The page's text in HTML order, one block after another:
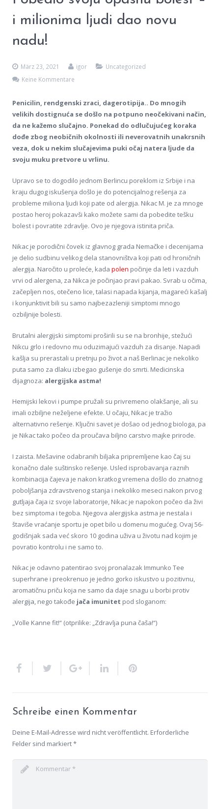
i milionima ljudi dao novu
nadu!
März 23, 2021 igor
Uncategorized
Keine Kommentare
Penicilin, rendgenski zraci, dagerotipija.. Do mnogih
velikih dostignuća se došlo na potpuno neočekivani način,
da ne kažemo slučajno. Ponekad do odlučujućeg koraka
dođe zbog neobičnih okolnosti ili neverovatnih unakrsnih
veza, dok u nekim slučajevima puki očaj natera ljude da
svoju muku pretvore u vrlinu.
Upravo se to dogodilo jednom Berlincu poreklom iz Srbije i na
kraju dugog iskušenja došlo je do potencijalnog rešenja za
probleme miliona ljudi koji pate od alergija. Nikac M. je za mnoge
postao heroj pokazavši kako možete sami da pobedite tešku
bolest i povratite zdravlje. Ovo je njegova istinita priča.
Nikac je porodični čovek iz glavnog grada Nemačke i decenijama
je delio sudbinu velikog dela stanovništva koji pati od hroničnih
alergija. Naročito u proleće, kada polen počinje da leti i vazduh
vrvi od alergena, za Nikca je počinjao pravi pakao. Svrab u očima,
začepljen nos, otečeno lice, talasi napada kijanja, magareći kašalj
i konjunktivit bili su samo najbezazleniji simptomi mnogo
ozbiljnije bolesti.
Brutalni alergijski simptomi proširili su se na bronhije, stežući
Nikcu grlo i redovno mu oduzimajući vazduh za disanje. Napadi
kašlja su prerastali u pretnju po život a naš Berlinac je nekoliko
puta samo za dlaku izbegao gušenje do smrti. Medicinska
dijagnoza: alergijska astma!
Hemijski lekovi i pumpe pružali su privremeno olakšanje, ali su
imali ozbiljne neželjene efekte. U očaju, Nikac je tražio
alternativno rešenje. Ključni savet je došao od jednog biologa, pa
je Nikac tako počeo da proučava biljno carstvo majke prirode.
I zaista. Mešavine odabranih biljaka pripremljene kao čaj su
konačno dale suštinsko rešenje. Usled isprobavanja raznih
kombinacija čajeva je nakon kratkog vremena došlo do znatnog
poboljšanja zdravstvenog stanja i nekoliko meseci nakon prvog
gutljaja čaja iz svoje laboratorije, Nikac je napokon počeo da živi
bez simptoma i tegoba. Njegova alergijska astma je nestala i
štaviše vraćanje sportu je opet bilo u domenu mogućeg. Ovaj 56-
godišnjak sada već skoro 10 godina uživa u životu nad kojim je
povratio kontrolu i ne samo to.
Nikac je odavno patentirao svoj pronalazak Immunko Tee
superhrane i preokrenuo je jedno gorko iskustvo u pozitivnu,
aromatičnu priču koja ne samo da daje snagu u borbi protiv
alergija, nego takođe jača imunitet pod sloganom:
„Volle Kanne fit!“ (otprilike: „Zdravlja puna čaša!“)
Schreibe einen Kommentar
Deine E-Mail-Adresse wird nicht veröffentlicht. Erforderliche
Felder sind markiert*